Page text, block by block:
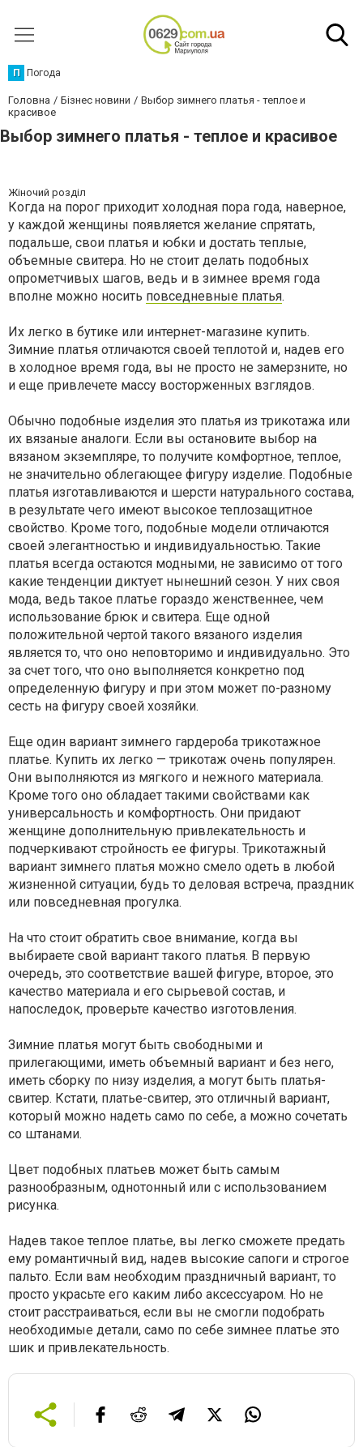
П Погода
Головна Бізнес новини
Выбор зимнего платья - теплое и
красивое
Выбор зимнего платья - теплое и красивое
Жіночий розділ
Когда на порог приходит холодная пора года, наверное,
у каждой женщины появляется желание спрятать,
подальше, свои платья и юбки и достать теплые,
объемные свитера. Но не стоит делать подобных
опрометчивых шагов, ведь и в зимнее время года
вполне можно носить повседневные платья.
Их легко в бутике или интернет-магазине купить.
Зимние платья отличаются своей теплотой и, надев его
в холодное время года, вы не просто не замерзните, но
и еще привлечете массу восторженных взглядов.
Обычно подобные изделия это платья из трикотажа или
их вязаные аналоги. Если вы остановите выбор на
вязаном экземпляре, то получите комфортное, теплое,
не значительно облегающее фигуру изделие. Подобные
платья изготавливаются и шерсти натурального состава,
в результате чего имеют высокое теплозащитное
свойство. Кроме того, подобные модели отличаются
своей элегантностью и индивидуальностью. Такие
платья всегда остаются модными, не зависимо от того
какие тенденции диктует нынешний сезон. У них своя
мода, ведь такое платье гораздо женственнее, чем
использование брюк и свитера. Еще одной
положительной чертой такого вязаного изделия
является то, что оно неповторимо и индивидуально. Это
за счет того, что оно выполняется конкретно под
определенную фигуру и при этом может по-разному
сесть на фигуру своей хозяйки.
Еще один вариант зимнего гардероба трикотажное
платье. Купить их легко — трикотаж очень популярен.
Они выполняются из мягкого и нежного материала.
Кроме того оно обладает такими свойствами как
универсальность и комфортность. Они придают
женщине дополнительную привлекательность и
подчеркивают стройность ее фигуры. Трикотажный
вариант зимнего платья можно смело одеть в любой
жизненной ситуации, будь то деловая встреча, праздник
или повседневная прогулка.
На что стоит обратить свое внимание, когда вы
выбираете свой вариант такого платья. В первую
очередь, это соответствие вашей фигуре, второе, это
качество материала и его сырьевой состав, и
напоследок, проверьте качество изготовления.
Зимние платья могут быть свободными и
прилегающими, иметь объемный вариант и без него,
иметь сборку по низу изделия, а могут быть платья-
свитер. Кстати, платье-свитер, это отличный вариант,
который можно надеть само по себе, а можно сочетать
со штанами.
Цвет подобных платьев может быть самым
разнообразным, однотонный или с использованием
рисунка.
Надев такое теплое платье, вы легко сможете предать
ему романтичный вид, надев высокие сапоги и строгое
пальто. Если вам необходим праздничный вариант, то
просто украсьте его каким либо аксессуаром. Но не
стоит расстраиваться, если вы не смогли подобрать
необходимые детали, само по себе зимнее платье это
шик и привлекательность.